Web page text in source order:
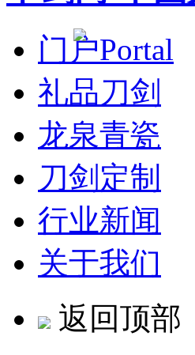
门户Portal
礼品刀剑
龙泉青瓷
刀剑定制
行业新闻
关于我们
返回顶部